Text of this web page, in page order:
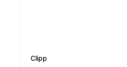
Clipp